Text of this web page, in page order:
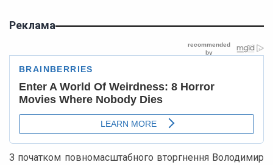
Реклама
З початком повномасштабного вторгнення Володимир